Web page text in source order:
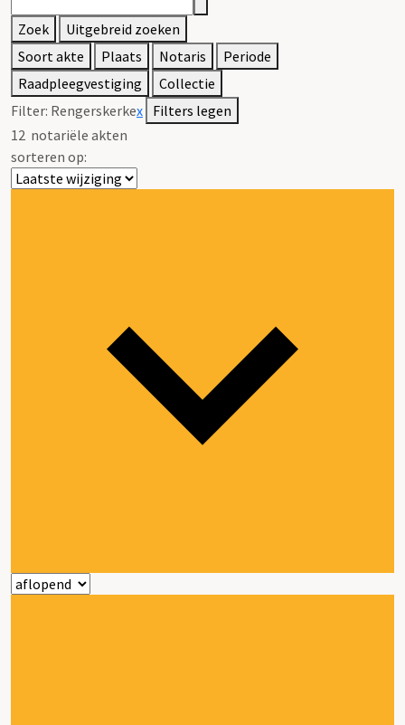
Zoek
Uitgebreid zoeken
Soort akte
Plaats Notaris
Periode
Raadpleegvestiging
Collectie
Filter: Rengerskerkex Filters legen
12 notariële akten
sorteren op: